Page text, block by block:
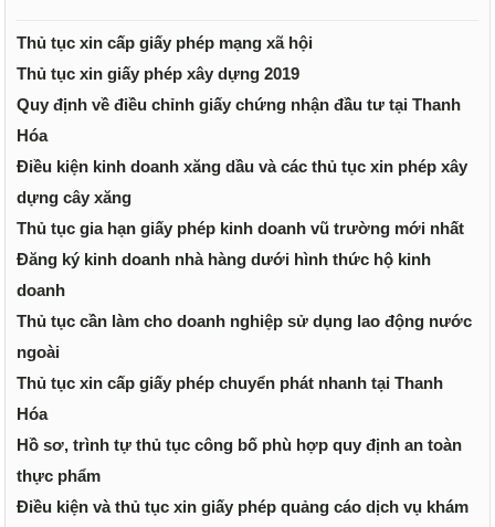
Thủ tục xin cấp giấy phép mạng xã hội
Thủ tục xin giấy phép xây dựng 2019
Quy định về điều chỉnh giấy chứng nhận đầu tư tại Thanh
Hóa
Điều kiện kinh doanh xăng dầu và các thủ tục xin phép xây
dựng cây xăng
Thủ tục gia hạn giấy phép kinh doanh vũ trường mới nhất
Đăng ký kinh doanh nhà hàng dưới hình thức hộ kinh
doanh
Thủ tục cần làm cho doanh nghiệp sử dụng lao động nước
ngoài
Thủ tục xin cấp giấy phép chuyển phát nhanh tại Thanh
Hóa
Hồ sơ, trình tự thủ tục công bố phù hợp quy định an toàn
thực phẩm
Điều kiện và thủ tục xin giấy phép quảng cáo dịch vụ khám